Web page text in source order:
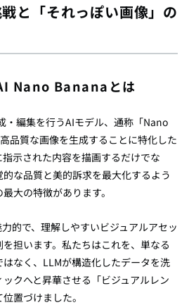
と「それっぽい画像」の
Nano Bananaとは
・編集を行うAIモデル、通称「Nano
品質な画像を生成することに特化した
示された内容を描画するだけでな
な品質と美的訴求を最大化するよう
大の特徴があります。
的で、理解しやすいビジュアルアセッ
担います。私たちはこれを、単なる
なく、LLMが構造化したデータを洗
クへと昇華させる「ビジュアルレン
置づけました。